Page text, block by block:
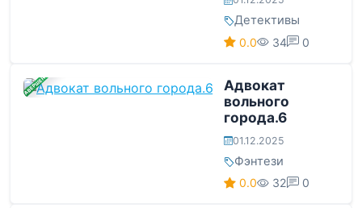
Детективы
0.0 34 0
ЗАВЕРШЕНА
Адвокат
вольного
города.6
01.12.2025
Фэнтези
0.0 32 0